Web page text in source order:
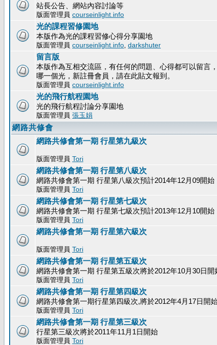
站長公告、網站內容討論等
版面管理員 courseinlight.info
光的課程習修園地
本版作為光的課程習修心得分享園地
版面管理員 courseinlight.info darkshuter
留言版
本版作為互相交流區，有任何的問題、心得都可以留言
哪一個光，新註冊會員，請在此貼文報到。
版面管理員 courseinlight.info
光的飛行航程園地
光的飛行航程討論分享園地
版面管理員 張玉娟
網路共修會
網路共修會第一期 行星第九級次
版面管理員 Tori
網路共修會第一期 行星第八級次
網路共修會第一期 行星第八級次預計2014年12月09開始
版面管理員 Tori
網路共修會第一期 行星第七級次
網路共修會第一期 行星第七級次預計2013年12月10開始
版面管理員 Tori
網路共修會第一期 行星第六級次
版面管理員 Tori
網路共修會第一期 行星第五級次
網路共修會第一期 行星第五級次將於2012年10月30日開
版面管理員 Tori
網路共修會第一期 行星第四級次
網路共修會第一期行星第四級次,將於2012年4月17日開
版面管理員 Tori
網路共修會第一期 行星第三級次
行星第三級次將於2011年11月1日開始
版面管理員 Tori